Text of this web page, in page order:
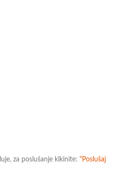
za poslušanje klkinite: "Poslušaj